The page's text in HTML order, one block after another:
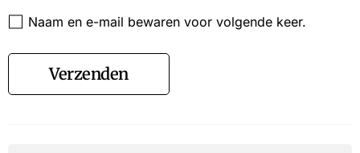
Naam en e-mail bewaren voor volgende keer.
Verzenden